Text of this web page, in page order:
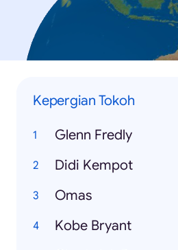
Kepergian Tokoh
Glenn Fredly
Didi Kempot
Omas
Kobe Bryant